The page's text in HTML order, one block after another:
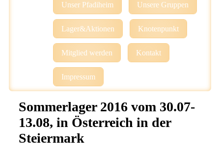
Unser Pfadiheim Unsere Gruppen
Lager&Aktionen Knotenpunkt
Mitglied werden Kontakt
Impressum
Sommerlager 2016 vom 30.07-
13.08, in Österreich in der
Steiermark